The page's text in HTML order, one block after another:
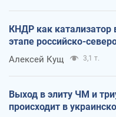
КНДР как
этапе российско-
Алексей Кущ 3,1 т.
Выход в элиту ЧМ и
происходит в